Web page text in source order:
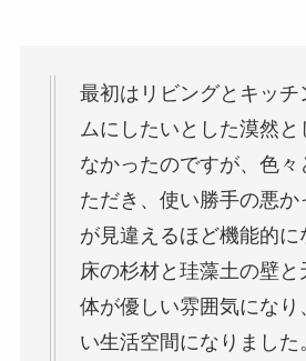
最初はリビングとキッチ
ムにしたいとした漠然
なかったのですが、色々
ただき、使い勝手の悪か
が見違えるほど機能的に
床の杉材と珪藻土の壁と
体が優しい雰囲気になり
い生活空間になりました